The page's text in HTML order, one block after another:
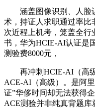
涵盖图像识别、人脸
术，持证人求职通过率比
次近程上机考，笼盖全行
书，华为HCIE-AI认证是
测验费8000元，
再冲刺HCIE-AI（高级
ACE-AI（高级）。是阿
证”华侈时间却无法获得
ACE测验并非纯真背题库